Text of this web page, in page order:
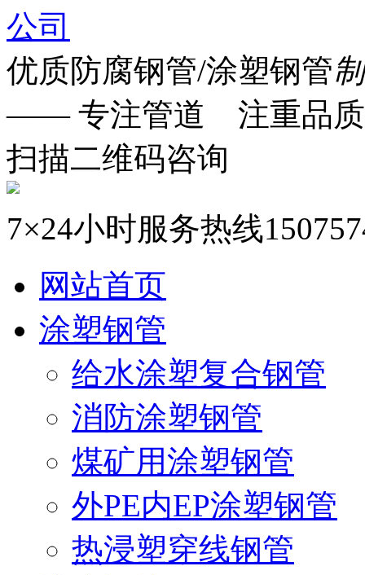
优质防腐钢管/涂塑钢管
—— 专注管道 注重品
扫描二维码咨询
7×24小时服务热线
网站首页
涂塑钢管
给水涂塑复合钢管
消防涂塑钢管
煤矿用涂塑钢管
外PE内EP涂塑钢管
热浸塑穿线钢管